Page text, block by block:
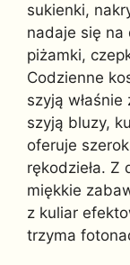
sukienki,
nadaje się na
piżamki,
Codzienne
szyją
szyją bluzy,
oferuje
rękodzieła. Z
miękkie
z kuliar
trzyma